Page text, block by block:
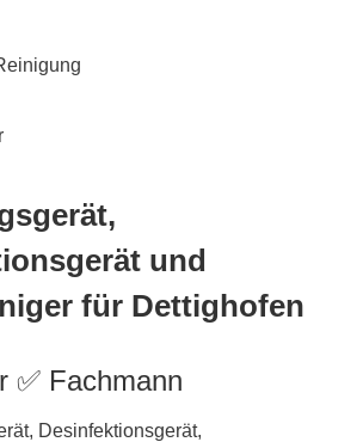
und
für Dettighofen
✅ Fachmann
Desinfektionsgerät,